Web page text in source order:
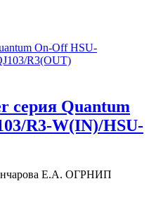
серия Quantum
R3-W(IN)/HSU-
Е.А. ОГРНИП